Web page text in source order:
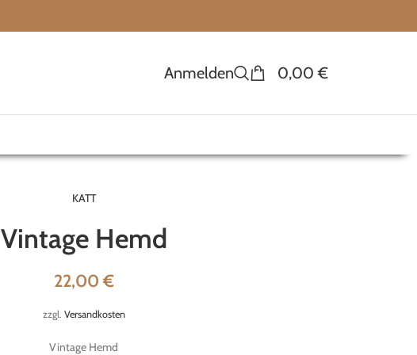
Anmelden 0,00€
KATT
Vintage Hemd
22,00€
zzgl. Versandkosten
Vintage Hemd